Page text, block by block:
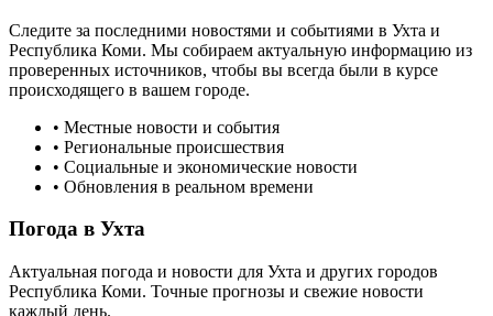
Следите за последними новостями и событиями в Ухта и
Республика Коми. Мы собираем актуальную информацию из
проверенных источников, чтобы вы всегда были в курсе
происходящего в вашем городе.
• Местные новости и события
• Региональные происшествия
• Социальные и экономические новости
• Обновления в реальном времени
Погода в Ухта
Актуальная погода и новости для Ухта и других городов
Республика Коми. Точные прогнозы и свежие новости
каждый день.